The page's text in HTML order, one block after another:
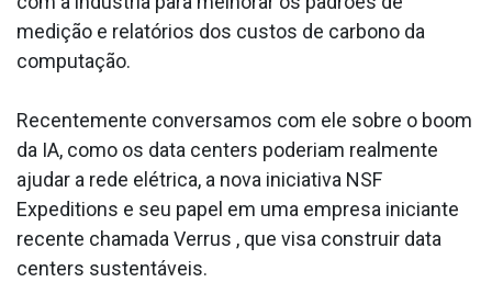
medição e relatórios dos custos de carbono da
computação.
Recentemente conversamos com ele sobre o boom
da IA, como os data centers poderiam realmente
ajudar a rede elétrica, a nova iniciativa NSF
Expeditions e seu papel em uma empresa iniciante
recente chamada Verrus , que visa construir data
centers sustentáveis.